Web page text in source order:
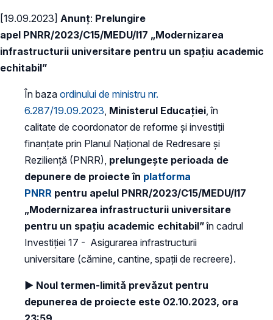
[19.09.2023] Anunț: Prelungire
apel PNRR/2023/C15/MEDU/I17 „Modernizarea
infrastructurii universitare pentru un spațiu academic
echitabil”
În baza ordinului de ministru nr.
6.287/19.09.2023 Ministerul Educației , în
calitate de coordonator de reforme și investiții
finanțate prin Planul Național de Redresare și
Reziliență (PNRR), prelungește perioada de
depunere de proiecte în platforma
PNRR pentru apelul PNRR/2023/C15/MEDU/I17
„Modernizarea infrastructurii universitare
pentru un spațiu academic echitabil”în cadrul
Investiției 17 - Asigurarea infrastructurii
universitare (cămine, cantine, spații de recreere).
► Noul termen-limită prevăzut pentru
depunerea de proiecte este 02.10.2023, ora